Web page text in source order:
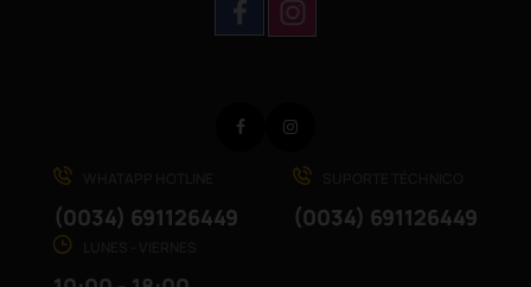
(0034) 691126449 (0034) 691126449
Facebook